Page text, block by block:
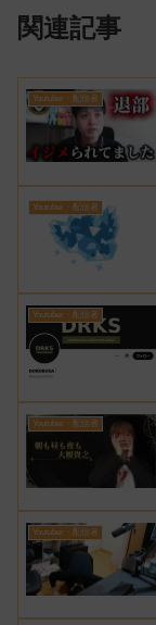
関連記事
Youtuber・配信者
Youtuber・配信者
Youtuber・配信者
Youtuber・配信者
Youtuber・配信者